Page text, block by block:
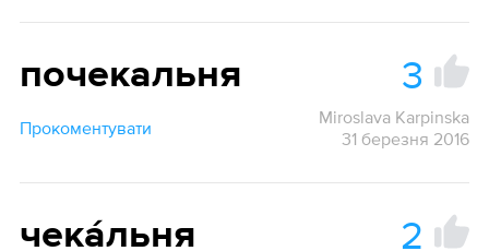
почекальня 3
Прокоментувати
Miroslava Karpinska
31 березня 2016
чека́льня 2